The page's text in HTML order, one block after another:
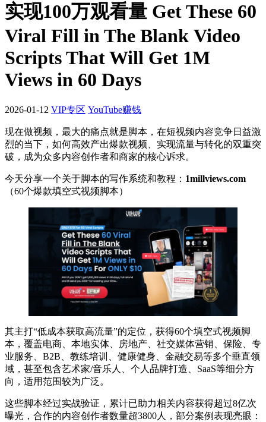
实现100万观看量 Get These 60
Viral Fill in The Blank Video
Scripts That Will Get 1M
Views in 60 Days
2026-01-12 VIP专区 YouTube赚钱
现在做视频，最大的痛点就是脚本，在短视频内容竞争日益激
烈的当下，如何高效产出爆款视频、实现流量与转化的双重突
破，成为众多内容创作者和商家的核心诉求。
今天分享一个关于脚本的写作系统和教程： 1millviews.com
（60个爆款填空式视频脚本）
其主打“低成本获取高流量”的定位，获得60个填空式视频脚
本，覆盖电商、本地实体、房地产、社交媒体营销、保险、专
业服务、B2B、教练培训、健康健身、金融交易等多个垂直领
域，甚至包含艺术家/音乐人、个人品牌打造、SaaS等细分方
向，适用范围较为广泛。
这些脚本经过实战验证，累计已助力相关内容获得超过8亿次
曝光，合作的内容创作者数量超3800人，部分案例表现亮眼：